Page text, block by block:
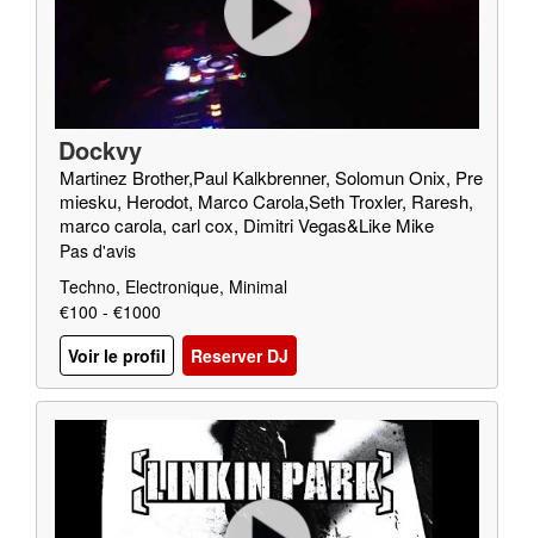
Dockvy
Martinez Brother,Paul Kalkbrenner, Solomun Onix, Pre
miesku, Herodot, Marco Carola,Seth Troxler, Raresh,
marco carola, carl cox, Dimitri Vegas&Like Mike
Pas d'avis
Techno, Electronique, Minimal
€100 - €1000
Voir le profil
Reserver DJ